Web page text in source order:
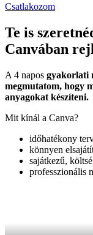
Csatlakozom
Te is
Canvában
A 4 napos gyakorlati
megmutatom, hogy
anyagokat készíteni.
Mit kínál a Canva?
időhatékony
könnyen
sajátkezű,
professzionális